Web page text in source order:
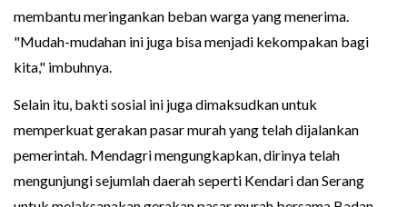
membantu meringankan beban warga yang menerima.
"Mudah-mudahan ini juga bisa menjadi kekompakan bagi
kita," imbuhnya.
Selain itu, bakti sosial ini juga dimaksudkan untuk
memperkuat gerakan pasar murah yang telah dijalankan
pemerintah. Mendagri mengungkapkan, dirinya telah
mengunjungi sejumlah daerah seperti Kendari dan Serang